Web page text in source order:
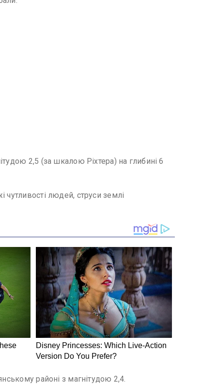
2,5 (за шкалою Ріхтера) на глибині 6
чутливості людей, струси землі
районі з магнітудою 2,4.